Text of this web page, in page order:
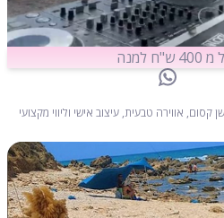
אווירה טבעית, עיצוב אישי וליווי מקצועי